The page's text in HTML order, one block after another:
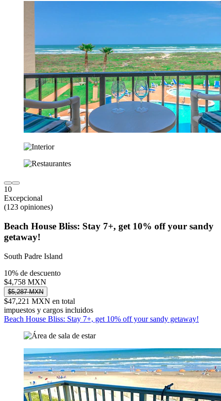
10
Excepcional
(123 opiniones)
Beach House Bliss: Stay 7+, get 10% off your sandy
getaway!
South Padre Island
10% de descuento
$4,758 MXN
$5,287 MXN
$47,221 MXN en total
impuestos y cargos incluidos
Beach House Bliss: Stay 7+, get 10% off your sandy getaway!